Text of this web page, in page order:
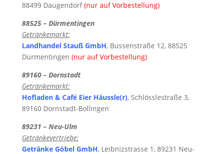
88499 Daugendorf(nur auf Vorbestellung)
88525 – Dürmentingen
Getränkemarkt:
Landhandel Stauß GmbH, Bussenstraße 12, 88525
Dürmentingen (nur auf Vorbestellung)
89160 – Dornstadt
Getränkemarkt:
Hofladen & Café Eier Häussle(r), Schlösslestraße 3,
89160 Dornstadt-Bollingen
89231 – Neu-Ulm
Getränkevertriebe:
Getränke Göbel GmbH, Leibnizstrasse 1, 89231 Neu-